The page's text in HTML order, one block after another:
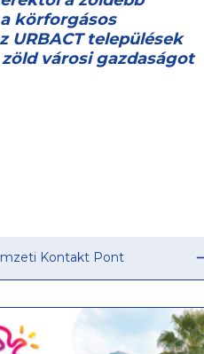
körforgásos
URBACT települések
városi gazdaságot
Kontakt Pont